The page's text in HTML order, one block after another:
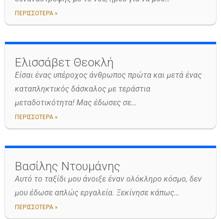
ΠΕΡΙΣΣΟΤΕΡΑ »
Ελισσάβετ Θεοκλή
Είσαι ένας υπέροχος άνθρωπος πρώτα και μετά ένας
καταπληκτικός δάσκαλος με τεράστια
μεταδοτικότητα! Μας έδωσες σε…
ΠΕΡΙΣΣΟΤΕΡΑ »
Βασίλης Ντουμάνης
Αυτό το ταξίδι μου άνοιξε έναν ολόκληρο κόσμο, δεν
μου έδωσε απλώς εργαλεία. Ξεκίνησε κάπως…
ΠΕΡΙΣΣΟΤΕΡΑ »